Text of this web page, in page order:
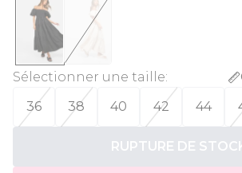
Sélectionner une taille:
36
38 40 42 44
RUPTURE DE